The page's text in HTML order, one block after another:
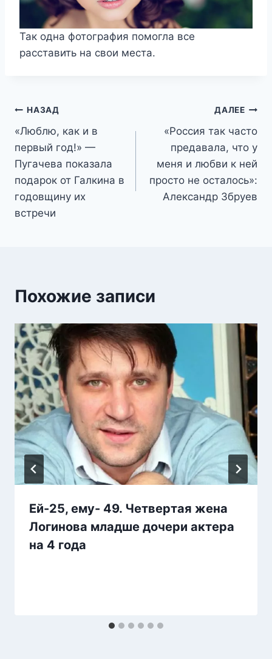
Так одна фотография помогла все
расставить на свои места.
Навигация
по
записям
НАЗАД
«Люблю, как и в
первый год!» —
Пугачева показала
подарок от Галкина в
годовщину их
встречи
ДАЛЕЕ
«Россия так часто
предавала, что у
меня и любви к ней
просто не осталось»:
Александр Збруев
Похожие записи
Ей-25, ему- 49. Четвертая жена
Логинова младше дочери актера
на 4 года